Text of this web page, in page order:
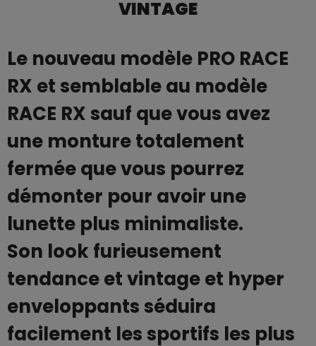
VINTAGE
Le nouveau modèle PRO RACE
RX et semblable au modèle
RACE RX sauf que vous avez
une monture totalement
fermée que vous pourrez
démonter pour avoir une
lunette plus minimaliste.
Son look furieusement
tendance et vintage et hyper
enveloppants séduira
facilement les sportifs les plus